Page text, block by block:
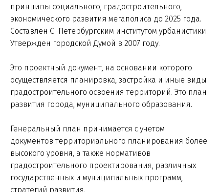
принципы социального, градостроительного,
экономического развития мегаполиса до 2025 года.
Составлен С.-Петербургским институтом урбанистики.
Утвержден городской Думой в 2007 году.
Это проектный документ, на основании которого
осуществляется планировка, застройка и иные виды
градостроительного освоения территорий. Это план
развития города, муниципального образования.
Генеральный план принимается с учетом
документов территориального планирования более
высокого уровня, а также нормативов
градостроительного проектирования, различных
государственных и муниципальных программ,
стратегий развития.